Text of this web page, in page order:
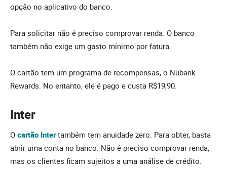
opção no aplicativo do banco.
Para solicitar não é preciso comprovar renda. O banco
também não exige um gasto mínimo por fatura.
O cartão tem um programa de recompensas, o Nubank
Rewards. No entanto, ele é pago e custa R$19,90.
Inter
O cartão Intertambém tem anuidade zero. Para obter, basta
abrir uma conta no banco. Não é preciso comprovar renda,
mas os clientes ficam sujeitos a uma análise de crédito.